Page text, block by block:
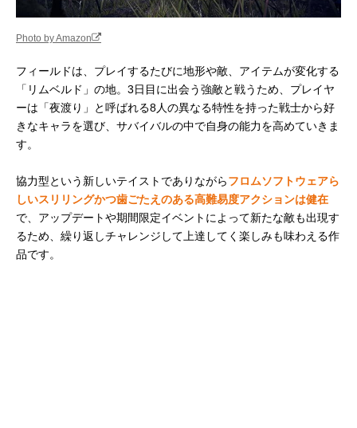
Photo by Amazon
フィールドは、プレイするたびに地形や敵、アイテムが変化する
「リムベルド」の地。3日目に出会う強敵と戦うため、プレイヤ
ーは「夜渡り」と呼ばれる8人の異なる特性を持った戦士から好
きなキャラを選び、サバイバルの中で自身の能力を高めていきま
す。
協力型という新しいテイストでありながらフロムソフトウェアら
しいスリリングかつ歯ごたえのある高難易度アクションは健在
で、アップデートや期間限定イベントによって新たな敵も出現す
るため、繰り返しチャレンジして上達してく楽しみも味わえる作
品です。